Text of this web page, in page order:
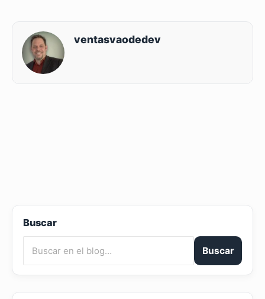
ventasvaodedev
Buscar
Buscar